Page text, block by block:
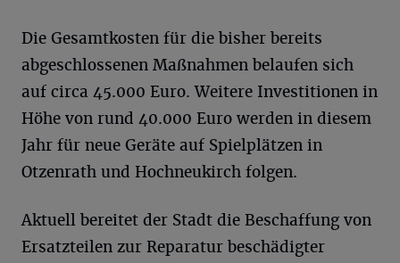
Die Gesamtkosten für die bisher bereits
abgeschlossenen Maßnahmen belaufen sich
auf circa 45.000 Euro. Weitere Investitionen in
Höhe von rund 40.000 Euro werden in diesem
Jahr für neue Geräte auf Spielplätzen in
Otzenrath und Hochneukirch folgen.
Aktuell bereitet der Stadt die Beschaffung von
Ersatzteilen zur Reparatur beschädigter